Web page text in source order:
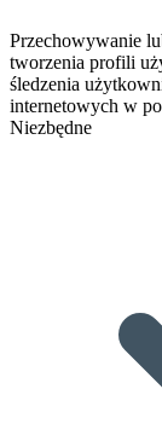
Przechowywanie
tworzenia profili
śledzenia
internetowych w
Niezbędne